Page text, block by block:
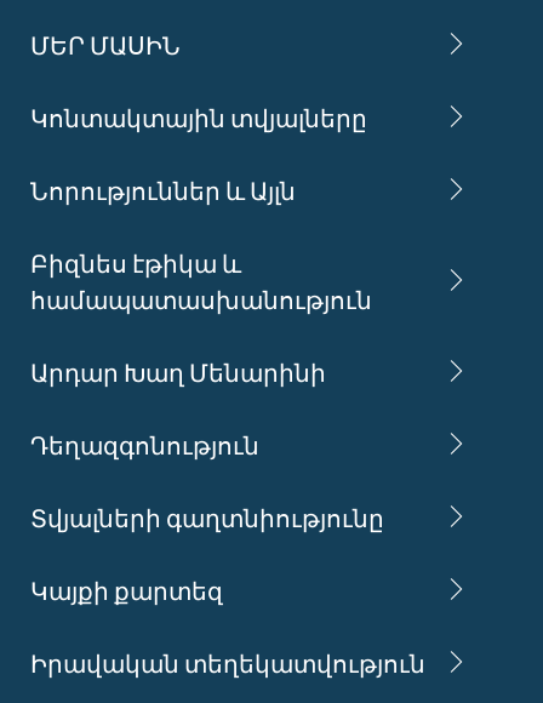
ՄԵՐ ՄԱՍԻՆ
Կոնտակտային տվյալները
Նորություններ և Այլն
Բիզնես էթիկա և
համապատասխանություն
Արդար Խաղ Մենարինի
Դեղազգոնություն
Տվյալների գաղտնիությունը
Կայքի քարտեզ
Իրավական տեղեկատվություն